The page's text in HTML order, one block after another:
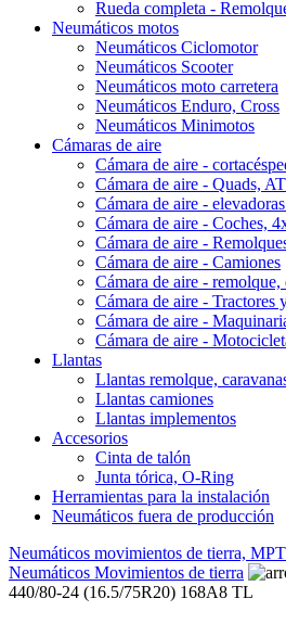
Rueda completa -
Neumáticos motos
Neumáticos Ciclomotor
Neumáticos Scooter
Neumáticos moto carretera
Neumáticos Enduro, Cross
Neumáticos Minimotos
Cámaras de aire
Cámara de aire -
Cámara de aire - Quads,
Cámara de aire -
Cámara de aire - Coches,
Cámara de aire -
Cámara de aire - Camiones
Cámara de aire -
Cámara de aire - Tractores
Cámara de aire -
Cámara de aire -
Llantas
Llantas remolque,
Llantas camiones
Llantas implementos
Accesorios
Cinta de talón
Junta tórica, O-Ring
Herramientas para la instalación
Neumáticos fuera de producción
Neumáticos movimientos de tierra,
Neumáticos Movimientos de tierra
440/80-24 (16.5/75R20) 168A8 TL